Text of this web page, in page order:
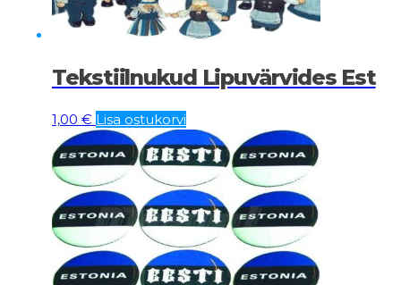
Tekstiilnukud Lipuvärvides Est
1,00 € Lisa ostukorvi